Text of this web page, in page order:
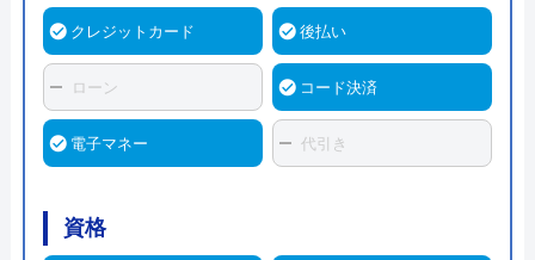
クレジットカード 後払い
ローン コード決済
電子マネー 代引き
資格